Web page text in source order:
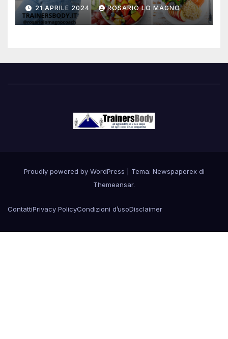
21 APRILE 2024 ROSARIO LO MAGNO
Proudly powered by WordPress
Tema: Newspaperex di
Themeansar.
ContattiPrivacy PolicyCondizioni d’usoDisclaimer